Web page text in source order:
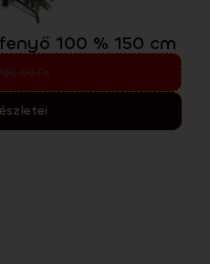
100 % 150 cm
kiárusítás